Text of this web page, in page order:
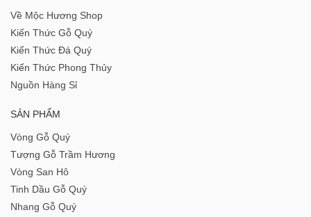
Về Mộc Hương Shop
Kiến Thức Gỗ Quý
Kiến Thức Đá Quý
Kiến Thức Phong Thủy
Nguồn Hàng Sỉ
SẢN PHẨM
Vòng Gỗ Quý
Tượng Gỗ Trầm Hương
Vòng San Hô
Tinh Dầu Gỗ Quý
Nhang Gỗ Quý